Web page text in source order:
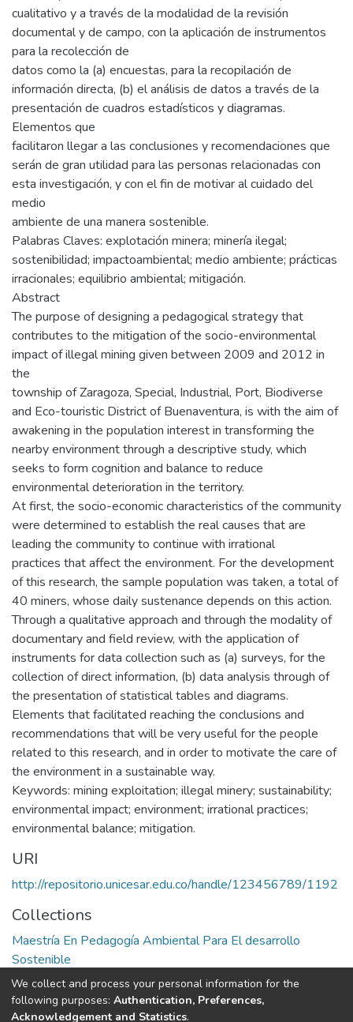
cualitativo y a través de la modalidad de la revisión
documental y de campo, con la aplicación de instrumentos
para la recolección de
datos como la (a) encuestas, para la recopilación de
información directa, (b) el análisis de datos a través de la
presentación de cuadros estadísticos y diagramas.
Elementos que
facilitaron llegar a las conclusiones y recomendaciones que
serán de gran utilidad para las personas relacionadas con
esta investigación, y con el fin de motivar al cuidado del
medio
ambiente de una manera sostenible.
Palabras Claves: explotación minera; minería ilegal;
sostenibilidad; impactoambiental; medio ambiente; prácticas
irracionales; equilibrio ambiental; mitigación.
Abstract
The purpose of designing a pedagogical strategy that
contributes to the mitigation of the socio-environmental
impact of illegal mining given between 2009 and 2012 in
the
township of Zaragoza, Special, Industrial, Port, Biodiverse
and Eco-touristic District of Buenaventura, is with the aim of
awakening in the population interest in transforming the
nearby environment through a descriptive study, which
seeks to form cognition and balance to reduce
environmental deterioration in the territory.
At first, the socio-economic characteristics of the community
were determined to establish the real causes that are
leading the community to continue with irrational
practices that affect the environment. For the development
of this research, the sample population was taken, a total of
40 miners, whose daily sustenance depends on this action.
Through a qualitative approach and through the modality of
documentary and field review, with the application of
instruments for data collection such as (a) surveys, for the
collection of direct information, (b) data analysis through of
the presentation of statistical tables and diagrams.
Elements that facilitated reaching the conclusions and
recommendations that will be very useful for the people
related to this research, and in order to motivate the care of
the environment in a sustainable way.
Keywords: mining exploitation; illegal minery; sustainability;
environmental impact; environment; irrational practices;
environmental balance; mitigation.
URI
http://repositorio.unicesar.edu.co/handle/123456789/1192
Collections
Maestría En Pedagogía Ambiental Para El desarrollo
Sostenible
Full item page
We collect and process your personal information for the
following purposes: Authentication, Preferences,
Acknowledgement and Statistics.